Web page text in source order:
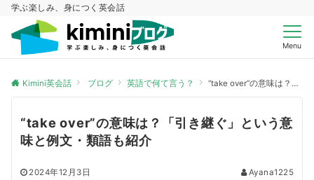
学ぶ楽しみ、身につく英会話
Menu
Kimini英会話 ブログ 英語で何て言う？ “take over”の意味は？「引き継ぐ」という意味と例文・類語も紹介
“take over”の意味は？「引き継ぐ」という意
味と例文・類語も紹介
2024年12月3日 Ayana1225